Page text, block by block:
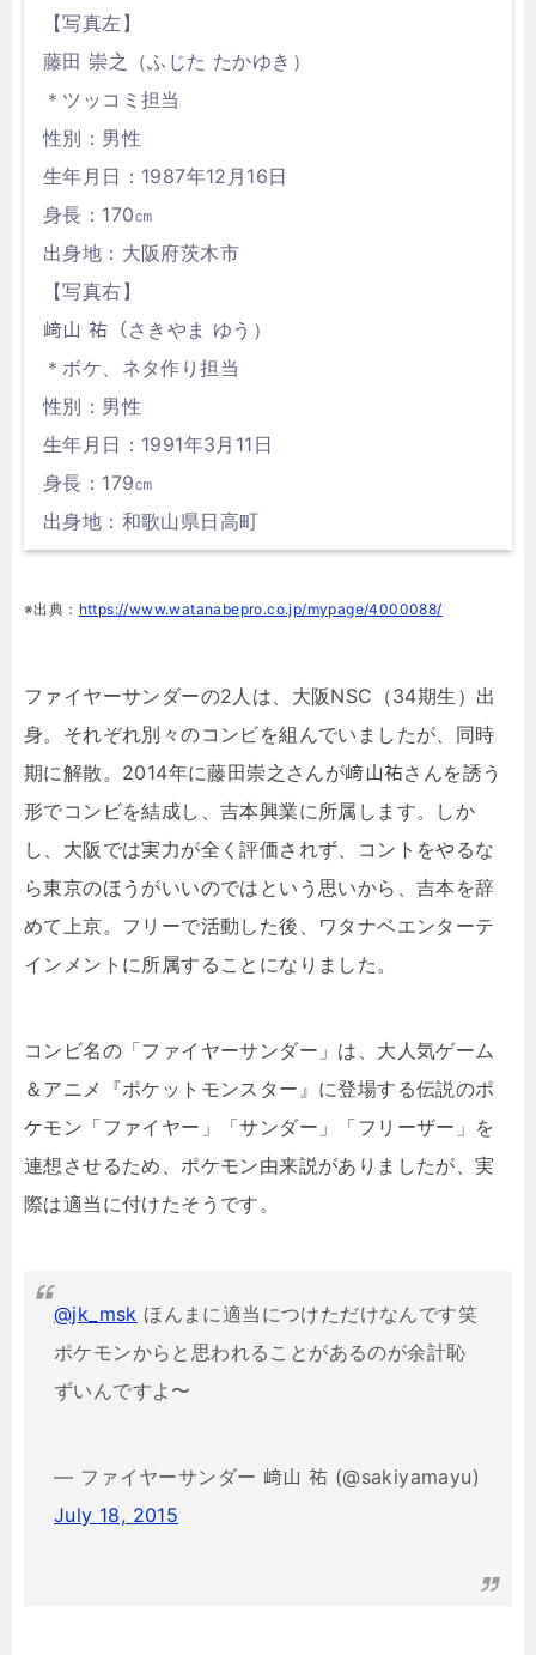
【写真左】
藤田 崇之（ふじた たかゆき）
＊ツッコミ担当
性別：男性
生年月日：1987年12月16日
身長：170㎝
出身地：大阪府茨木市
【写真右】
﨑山 祐（さきやま ゆう）
＊ボケ、ネタ作り担当
性別：男性
生年月日：1991年3月11日
身長：179㎝
出身地：和歌山県日高町
※出典： https://www.watanabepro.co.jp/mypage/4000088/
ファイヤーサンダーの2人は、大阪NSC（34期生）出
身。それぞれ別々のコンビを組んでいましたが、同時
期に解散。2014年に藤田崇之さんが﨑山祐さんを誘う
形でコンビを結成し、吉本興業に所属します。しか
し、大阪では実力が全く評価されず、コントをやるな
ら東京のほうがいいのではという思いから、吉本を辞
めて上京。フリーで活動した後、ワタナベエンターテ
インメントに所属することになりました。
コンビ名の「ファイヤーサンダー」は、大人気ゲーム
＆アニメ『ポケットモンスター』に登場する伝説のポ
ケモン「ファイヤー」「サンダー」「フリーザー」を
連想させるため、ポケモン由来説がありましたが、実
際は適当に付けたそうです。
@jk_msk ほんまに適当につけただけなんです笑
ポケモンからと思われることがあるのが余計恥
ずいんですよ〜
— ファイヤーサンダー 﨑山 祐 (@sakiyamayu)
July 18, 2015